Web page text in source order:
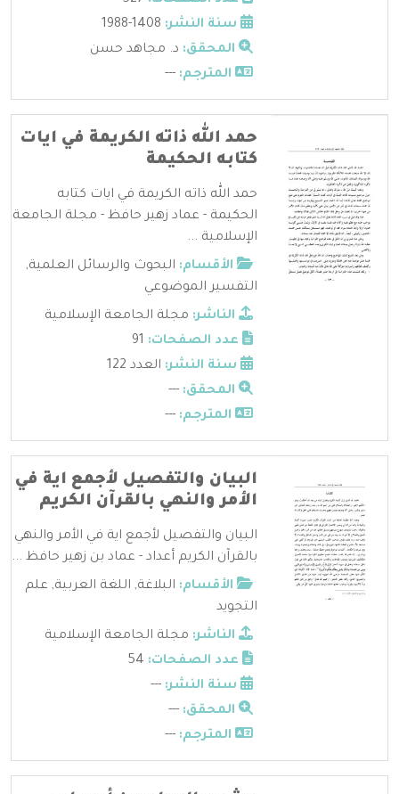
سنة النشر:
المحقق: د. مجاهد حسن
المترجم: ---
حمد الله ذاته الكريمة في ايات
كتابه الحكيمة
حمد الله ذاته الكريمة في ايات كتابه
الحكيمة - عماد زهير حافظ - مجلة الجامعة
الإسلامية ...
الأقسام: البحوث والرسائل العلمية,
التفسير الموضوعي
الناشر: مجلة الجامعة الإسلامية
عدد الصفحات:
سنة النشر: العدد 122
المحقق: ---
المترجم: ---
البيان والتفصيل لأجمع اية في
الأمر والنهي بالقرآن الكريم
البيان والتفصيل لأجمع اية في الأمر والنهي
بالقرآن الكريم أعداد - عماد بن زهير حافظ ...
الأقسام: البلاغة, اللغة العربية, علم
التجويد
الناشر: مجلة الجامعة الإسلامية
عدد الصفحات:
سنة النشر: ---
المحقق: ---
المترجم: ---